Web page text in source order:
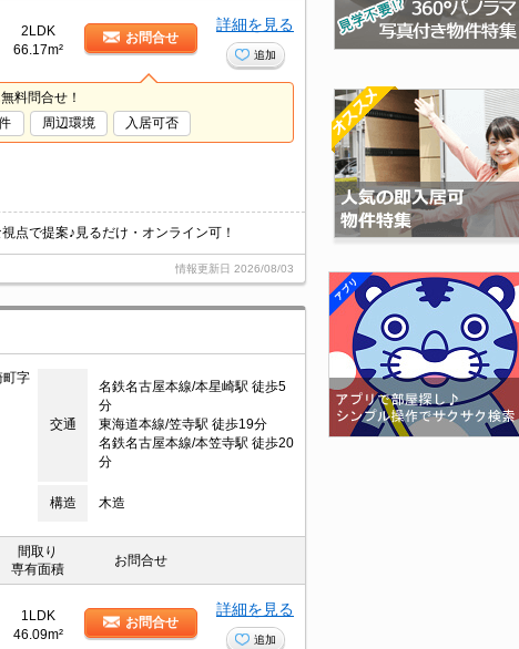
2LDK
66.17m²
お問合せ
詳細を見る
追加
料問合せ！
周辺環境 入居可否
点で提案♪見るだけ・オンライン可！
情報更新日 2026/08/03
町字
交通
名鉄名古屋本線/本星崎駅 徒歩5
分
東海道本線/笠寺駅 徒歩19分
名鉄名古屋本線/本笠寺駅 徒歩20
分
構造 木造
間取り
専有面積
お問合せ
1LDK
46.09m²
お問合せ
詳細を見る
追加